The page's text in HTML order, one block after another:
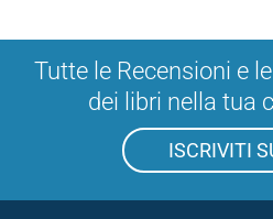
Tutte le Recensioni e
dei libri nella tua
ISCRIVITI